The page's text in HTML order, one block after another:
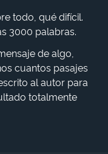
todo, qué difícil.
3000 palabras.
de algo,
cuantos pasajes
al autor para
totalmente